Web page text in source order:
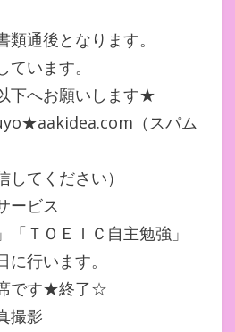
類通後となります。
います。
下へお願いします★
（スパム
てください）
ービス
「ＴＯＥＩＣ自主勉強」
行います。
です★終了☆
撮影